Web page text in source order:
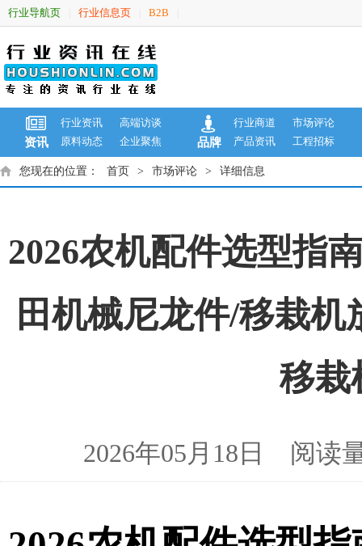
行业导航页 行业信息页 B2B
资讯
行业资讯
高端访谈
原料动态
企业聚焦 品牌
行业商道
市场评论
产品资讯
工程招标
您现在的位置： 首页 > 市场评论 > 详细信息
2026农机配件选型指
田机械尼龙件/移栽
移栽
2026年05月18日 阅